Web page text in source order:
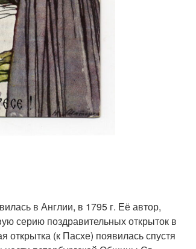
в Англии, в 1795 г. Её автор,
серию поздравительных открыток в
открытка (к Пасхе) появилась спустя